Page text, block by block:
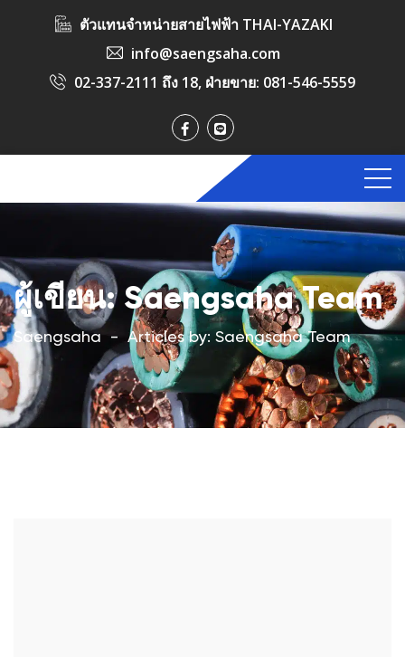
ตัวแทนจำหน่ายสายไฟฟ้า THAI-YAZAKI
info@saengsaha.com
02-337-2111 ถึง 18, ฝ่ายขาย: 081-546-5559
ผู้เขียน:Saengsaha Team
Saengsaha - Articles by: Saengsaha Team